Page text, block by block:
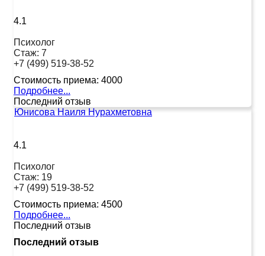
4.1
Психолог
Стаж: 7
+7 (499) 519-38-52
Стоимость приема: 4000
Подробнее...
Последний отзыв
Юнисова Наиля Нурахметовна
4.1
Психолог
Стаж: 19
+7 (499) 519-38-52
Стоимость приема: 4500
Подробнее...
Последний отзыв
Последний отзыв